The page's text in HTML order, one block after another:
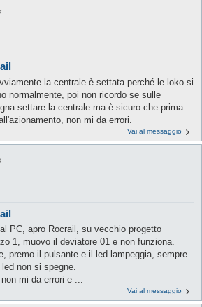
la centrale è settata perché le loko si
normalmente, poi non ricordo se sulle
settare la centrale ma è sicuro che prima
non mi da errori.
Vai al messaggio
PC, apro Rocrail, su vecchio progetto
1, muovo il deviatore 01 e non funziona.
premo il pulsante e il led lampeggia, sempre
non si spegne.
mi da errori e ...
Vai al messaggio